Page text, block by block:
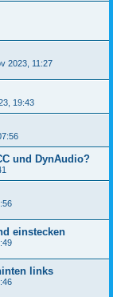
2023, 11:27
19:43
und DynAudio?
einstecken
links